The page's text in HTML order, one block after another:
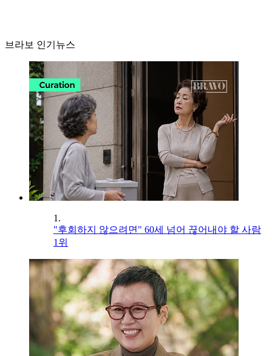
브라보 인기뉴스
1.
"후회하지 않으려면" 60세 넘어 끊어내야 할 사람
1위